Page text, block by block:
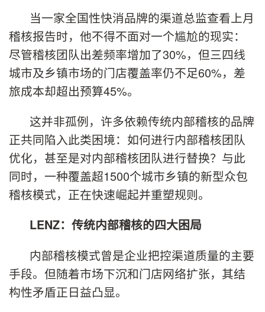
当一家全国性快消品牌的渠道总监查看上月
稽核报告时，他不得不面对一个尴尬的现实：
尽管稽核团队出差频率增加了30%，但三四线
城市及乡镇市场的门店覆盖率仍不足60%，差
旅成本却超出预算45%。
这并非孤例，许多依赖传统内部稽核的品牌
正共同陷入此类困境：如何进行内部稽核团队
优化，甚至是对内部稽核团队进行替换？与此
同时，一种覆盖超1500个城市乡镇的新型众包
稽核模式，正在快速崛起并重塑规则。
LENZ： 传统内部稽核的四大困局
内部稽核模式曾是企业把控渠道质量的主要
手段。但随着市场下沉和门店网络扩张，其结
构性矛盾正日益凸显。